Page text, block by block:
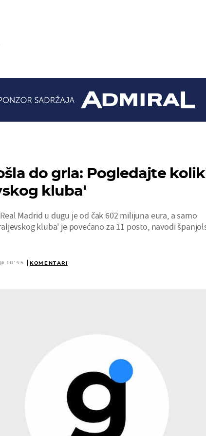
do grla: Pogledajte
kluba'
Madrid u dugu je od čak 602 milijuna eura, a samo
kluba' je povećano za 11 posto, navodi
10:45 KOMENTARI